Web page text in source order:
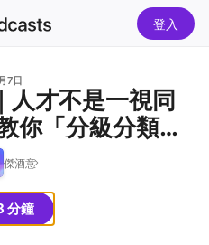
登入
7日
人才不是一視同
你「分級分類」
同人資長 徐永
傑酒意
分鐘